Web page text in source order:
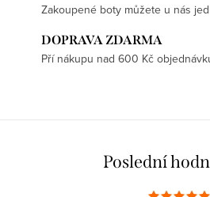
Chlapecká obuv se
zatahováním
Elegantní chlapecká
Pohodlná textilní
Zakoupené boty můžete u nás
DOPRAVA ZDARMA
Pří nákupu nad 600 Kč
Poslední